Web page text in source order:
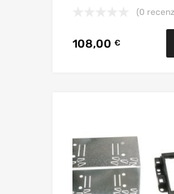
(0
108,00 €